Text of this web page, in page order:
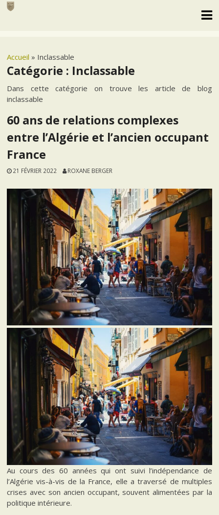
Skip
Accueil » Inclassable
Catégorie : Inclassable
Dans cette catégorie on trouve les article de blog
inclassable
60 ans de relations complexes
entre l’Algérie et l’ancien occupant
France
21 FÉVRIER 2022 ROXANE BERGER
Au cours des 60 années qui ont suivi l’indépendance de
l’Algérie vis-à-vis de la France, elle a traversé de multiples
crises avec son ancien occupant, souvent alimentées par la
politique intérieure.